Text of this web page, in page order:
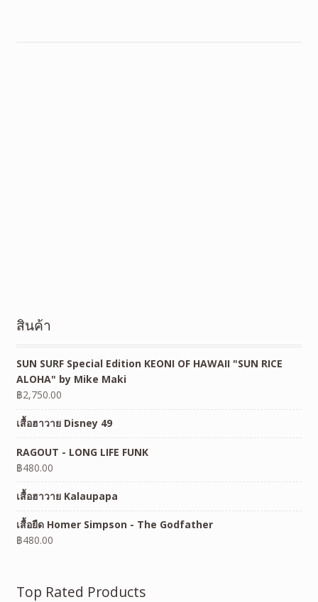
สินค้า
SUN SURF Special Edition KEONI OF HAWAII "SUN RICE
ALOHA" by Mike Maki
฿2,750.00
เสื้อฮาวาย Disney 49
RAGOUT - LONG LIFE FUNK
฿480.00
เสื้อฮาวาย Kalaupapa
เสื้อยืด Homer Simpson - The Godfather
฿480.00
Top Rated Products